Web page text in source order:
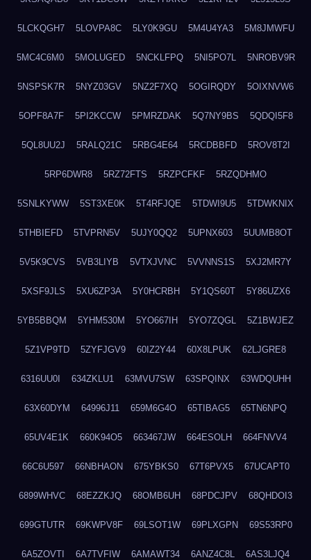
5LCKQGH7 5LOVPA8C 5LY0K9GU 5M4U4YA3 5M8JMWFU
5MC4C6M0 5MOLUGED 5NCKLFPQ 5NI5PO7L 5NROBV9R
5NSPSK7R 5NYZ03GV 5NZ2F7XQ 5OGIRQDY 5OIXNVW6
5OPF8A7F 5PI2KCCW 5PMRZDAK 5Q7NY9BS 5QDQI5F8
5QL8UU2J 5RALQ21C 5RBG4E64 5RCDBBFD 5ROV8T2I
5RP6DWR8 5RZ72FTS 5RZPCFKF 5RZQDHMO
5SNLKYWW 5ST3XE0K 5T4RFJQE 5TDWI9U5 5TDWKNIX
5THBIEFD 5TVPRN5V 5UJY0QQ2 5UPNX603 5UUMB8OT
5V5K9CVS 5VB3LIYB 5VTXJVNC 5VVNNS1S 5XJ2MR7Y
5XSF9JLS 5XU6ZP3A 5Y0HCRBH 5Y1QS60T 5Y86UZX6
5YB5BBQM 5YHM530M 5YO667IH 5YO7ZQGL 5Z1BWJEZ
5Z1VP9TD 5ZYFJGV9 60IZ2Y44 60X8LPUK 62LJGRE8
6316UU0I 634ZKLU1 63MVU7SW 63SPQINX 63WDQUHH
63X60DYM 64996J11 659M6G4O 65TIBAG5 65TN6NPQ
65UV4E1K 660K94O5 663467JW 664ESOLH 664FNVV4
66C6U597 66NBHAON 675YBKS0 67T6PVX5 67UCAPT0
6899WHVC 68EZZKJQ 68OMB6UH 68PDCJPV 68QHDOI3
699GTUTR 69KWPV8F 69LSOT1W 69PLXGPN 69S53RP0
6A5ZOVTI 6A7TVFIW 6AMAWT34 6ANZ4C8L 6AS3LJQ4